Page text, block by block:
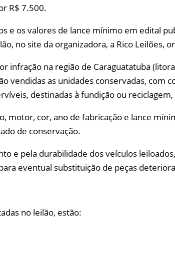
R$ 7.500.
os valores de lance mínimo em edital
no site da organizadora, a Rico Leilões,
infração na região de Caraguatatuba
as unidades conservadas, com
destinadas à fundição ou
motor, cor, ano de fabricação e lance
de conservação.
e pela durabilidade dos veículos
eventual substituição de peças
no leilão, estão: